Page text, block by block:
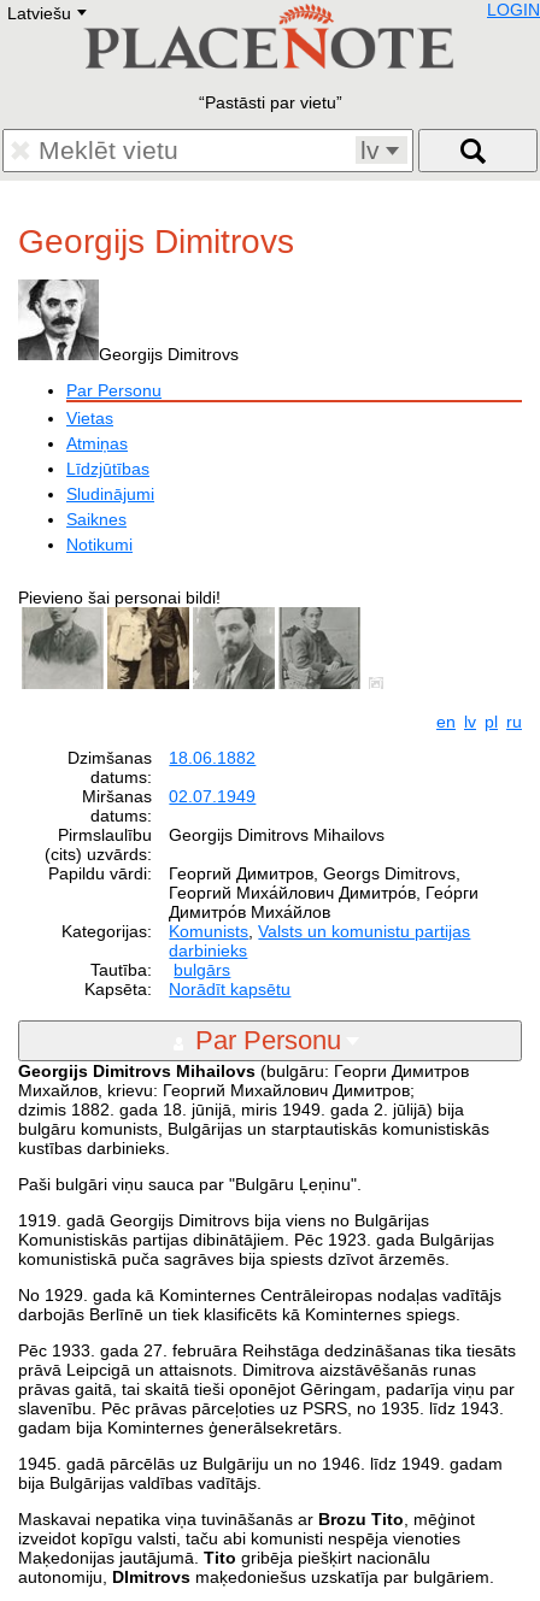
Latviešu E
Deutsch
Francais
Polski
Eestikeelne
LOGIN
Pastāsti par vietu
lv
Georgijs Dimitrovs
Georgijs Dimitrovs
Par Personu
Vietas
Atmiņas
Līdzjūtības
Sludinājumi
Saiknes
Notikumi
Pievieno šai personai bildi!
en lv pl ru
Dzimšanas
datums:
18.06.1882
Miršanas
datums:
02.07.1949
Pirmslaulību
(cits) uzvārds:
Georgijs Dimitrovs Mihailovs
Papildu vārdi:
Георгий Димитров, Georgs Dimitrovs,
Георгий Миха́йлович Димитро́в, Гео́рги
Димитро́в Миха́йлов
Kategorijas:
Komunists ,Valsts un komunistu partijas
darbinieks
Tautība:
bulgārs
Kapsēta:
Norādīt kapsētu
Par Personu
Georgijs Dimitrovs Mihailovs (bulgāru: Георги Димитров
Михайлов, krievu: Георгий Михайлович Димитров;
dzimis 1882. gada 18. jūnijā, miris 1949. gada 2. jūlijā) bija
bulgāru komunists, Bulgārijas un starptautiskās komunistiskās
kustības darbinieks.
Paši bulgāri viņu sauca par "Bulgāru Ļeņinu".
1919. gadā Georgijs Dimitrovs bija viens no Bulgārijas
Komunistiskās partijas dibinātājiem. Pēc 1923. gada Bulgārijas
komunistiskā puča sagrāves bija spiests dzīvot ārzemēs.
No 1929. gada kā Kominternes Centrāleiropas nodaļas vadītājs
darbojās Berlīnē un tiek klasificēts kā Kominternes spiegs.
Pēc 1933. gada 27. februāra Reihstāga dedzināšanas tika tiesāts
prāvā Leipcigā un attaisnots. Dimitrova aizstāvēšanās runas
prāvas gaitā, tai skaitā tieši oponējot Gēringam, padarīja viņu par
slavenību. Pēc prāvas pārceļoties uz PSRS, no 1935. līdz 1943.
gadam bija Kominternes ģenerālsekretārs.
1945. gadā pārcēlās uz Bulgāriju un no 1946. līdz 1949. gadam
bija Bulgārijas valdības vadītājs.
Maskavai nepatika viņa tuvināšanās ar Brozu Tito , mēģinot
izveidot kopīgu valsti, taču abi komunisti nespēja vienoties
Maķedonijas jautājumā. Tito gribēja piešķirt nacionālu
autonomiju, DImitrovs maķedoniešus uzskatīja par bulgāriem.